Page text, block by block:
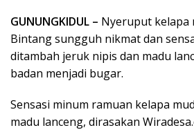
GUNUNGKIDUL – Nyeruput kelapa
Bintang sungguh nikmat dan
ditambah jeruk nipis dan madu
badan menjadi bugar.
Sensasi minum ramuan kelapa
madu lanceng, dirasakan